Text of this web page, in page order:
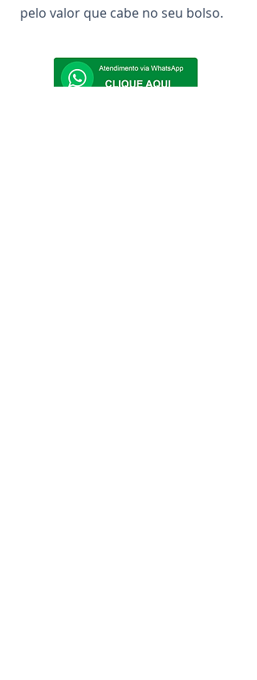
pelo valor que cabe no seu bolso.